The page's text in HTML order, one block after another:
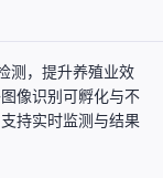
测，提升养殖业效
像识别可孵化与不
持实时监测与结果